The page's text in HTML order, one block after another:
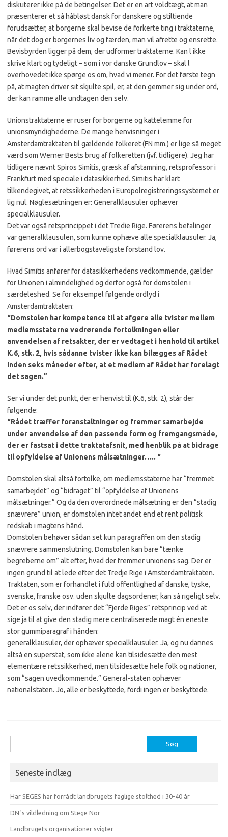
diskuterer ikke på de betingelser. Det er en art voldtægt, at man
præsenterer et så håbløst dansk for danskere og stiltiende
forudsætter, at borgerne skal bevise de forkerte ting i traktaterne,
når det dog er borgernes liv og færden, man vil afrette og ensrette.
Bevisbyrden ligger på dem, der udformer traktaterne. Kan l ikke
skrive klart og tydeligt – som i vor danske Grundlov – skal l
overhovedet ikke spørge os om, hvad vi mener. For det første tegn
på, at magten driver sit skjulte spil, er, at den gemmer sig under ord,
der kan ramme alle undtagen den selv.
Unionstraktaterne er ruser for borgerne og kattelemme for
unionsmyndighederne. De mange henvisninger i
Amsterdamtraktaten til gældende folkeret (FN mm.) er lige så meget
værd som Werner Bests brug af folkeretten (jvf. tidligere). Jeg har
tidligere nævnt Spiros Simitis, græsk af afstamning, retsprofessor i
Frankfurt med speciale i datasikkerhed. Simitis har klart
tilkendegivet, at retssikkerheden i Europolregistreringssystemet er
lig nul. Nøglesætningen er: Generalklausuler ophæver
specialklausuler.
Det var også retsprincippet i det Tredie Rige. Førerens befalinger
var generalklausulen, som kunne ophæve alle specialklausuler. Ja,
førerens ord var i allerbogstaveligste forstand lov.
Hvad Simitis anfører for datasikkerhedens vedkommende, gælder
for Unionen i almindelighed og derfor også for domstolen i
særdeleshed. Se for eksempel følgende ordlyd i
Amsterdamtraktaten:
“Domstolen har kompetence til at afgøre alle tvister mellem
medlemsstaterne vedrørende fortolkningen eller
anvendelsen af retsakter, der er vedtaget i henhold til artikel
K.6, stk. 2, hvis sådanne tvister ikke kan bilægges af Rådet
inden seks måneder efter, at et medlem af Rådet har forelagt
det sagen.”
Ser vi under det punkt, der er henvist til (K.6, stk. 2), står der
følgende:
“Rådet træffer foranstaltninger og fremmer samarbejde
under anvendelse af den passende form og fremgangsmåde,
der er fastsat i dette traktatafsnit, med henblik på at bidrage
til opfyldelse af Unionens målsætninger….. “
Domstolen skal altså fortolke, om medlemsstaterne har “fremmet
samarbejdet” og “bidraget” til “opfyldelse af Unionens
målsætninger.” Og da den overordnede målsætning er den “stadig
snævrere” union, er domstolen intet andet end et rent politisk
redskab i magtens hånd.
Domstolen behøver sådan set kun paragraffen om den stadig
snævrere sammenslutning. Domstolen kan bare “tænke
begreberne om” alt efter, hvad der fremmer unionens sag. Der er
ingen grund til at lede efter det Tredje Rige i Amsterdamtraktaten.
Traktaten, som er forhandlet i fuld offentlighed af danske, tyske,
svenske, franske osv. uden skjulte dagsordener, kan så rigeligt selv.
Det er os selv, der indfører det “Fjerde Riges” retsprincip ved at
sige ja til at give den stadig mere centraliserede magt én eneste
stor gummiparagraf i hånden:
generalklausuler, der ophæver specialklausuler. Ja, og nu dannes
altså en superstat, som ikke alene kan tilsidesætte den mest
elementære retssikkerhed, men tilsidesætte hele folk og nationer,
som “sagen uvedkommende.” General-staten ophæver
nationalstaten. Jo, alle er beskyttede, fordi ingen er beskyttede.
efter:
Seneste indlæg
Har SEGES har forrådt landbrugets faglige stolthed i 30-40 år
DN´s vildledning om Stege Nor
Landbrugets organisationer svigter